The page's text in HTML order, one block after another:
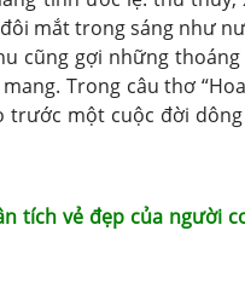
mắt trong sáng như
cũng gợi những
Trong câu thơ
trước một cuộc đời
tích vẻ đẹp của người